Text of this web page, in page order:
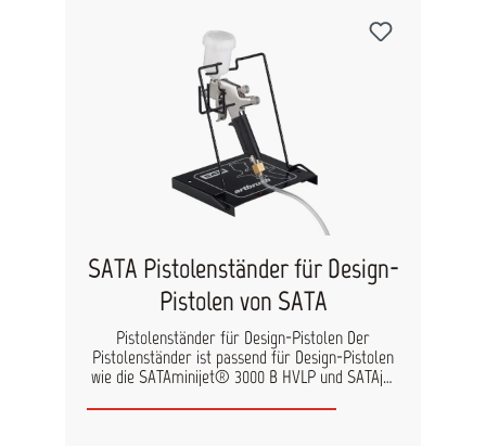
SATA Pistolenständer für Design-
Pistolen von SATA
Pistolenständer für Design-Pistolen Der
Pistolenständer ist passend für Design-Pistolen
wie die SATAminijet® 3000 B HVLP und SATAjet
Pistole mit angebautem Glassteckbecher sicher